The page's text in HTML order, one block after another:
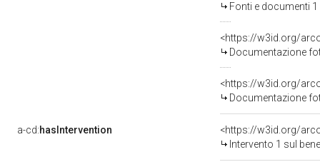
Fonti e documenti
Documentazione
Documentazione
a-cd:hasIntervention
<https://w3id.org/
Intervento 1 sul